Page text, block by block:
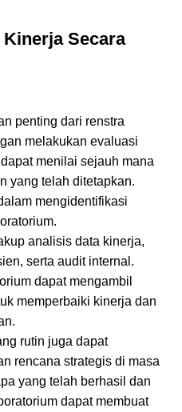
Secara
penting dari renstra
melakukan evaluasi
menilai sejauh mana
yang telah ditetapkan.
mengidentifikasi
analisis data kinerja,
serta audit internal.
dapat mengambil
memperbaiki kinerja dan
rutin juga dapat
rencana strategis di masa
yang telah berhasil dan
dapat membuat